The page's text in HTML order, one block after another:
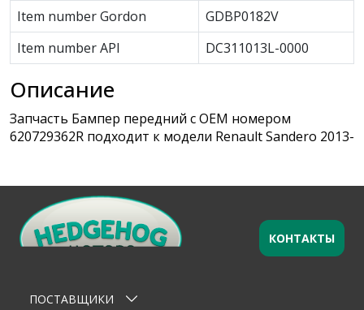
Item number Gordon
GDBP0182V
Item number API
DC311013L-0000
Описание
Запчасть Бампер передний с OEM номером
620729362R подходит к модели Renault Sandero 2013-
Оставьте заявку ×
ПОСТАВЩИКИ
КОНТАКТЫ